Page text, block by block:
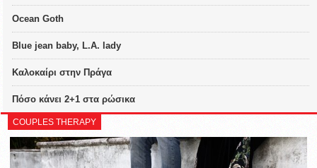
Ocean Goth
Blue jean baby, L.A. lady
Καλοκαίρι στην Πράγα
Πόσο κάνει 2+1 στα ρώσικα
COUPLES THERAPY